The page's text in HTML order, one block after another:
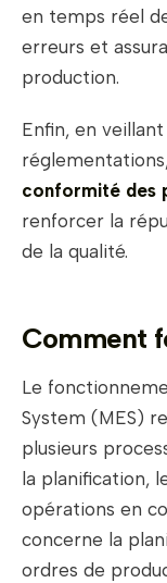
en temps réel
erreurs et
production.
Enfin, en
conformité des
renforcer la
de la qualité.
Comment
Le
System (MES)
plusieurs
la planification,
opérations en
concerne la
ordres de